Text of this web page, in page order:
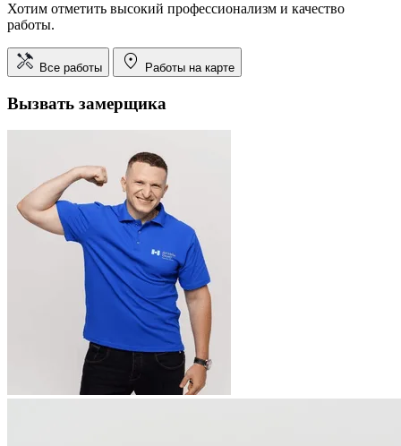
Хотим отметить высокий профессионализм и качество
работы.
Все работы Работы на карте
Вызвать замерщика